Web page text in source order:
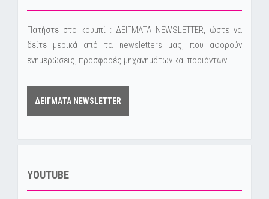
Πατήστε στο κουμπί : ΔΕΙΓΜΑΤΑ NEWSLETTER, ώστε να
δείτε μερικά από τα newsletters μας, που αφορούν
ενημερώσεις, προσφορές μηχανημάτων και προϊόντων.
ΔΕΙΓΜΑΤΑ NEWSLETTER
YOUTUBE